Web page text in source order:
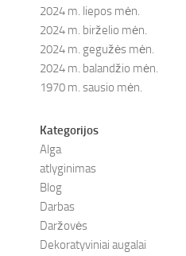
2024 m. liepos mėn.
2024 m. birželio mėn.
2024 m. gegužės mėn.
2024 m. balandžio mėn.
1970 m. sausio mėn.
Kategorijos
Alga
atlyginimas
Blog
Darbas
Daržovės
Dekoratyviniai augalai